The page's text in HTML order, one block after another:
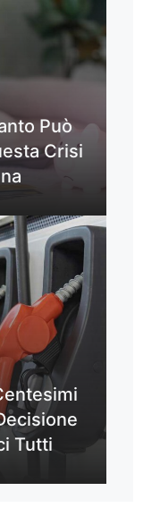
Può
Crisi
Tutti